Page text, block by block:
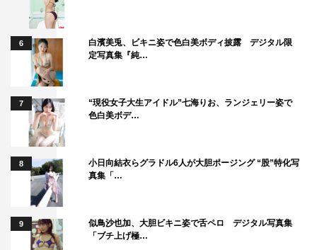
6
白濱美兎、ビキニ姿で色白美ボディ披露 デジタル限
定写真集『純…
7
“現役女子大生アイドル”七海りお、ランジェリー姿で
色白美ボデ…
8
小日向結衣らグラドル6人が大胆ポージング “股”特化写
真集「…
9
似鳥沙也加、大胆ビキニ姿で舌ペロ デジタル写真集
「ブチ上げ極…